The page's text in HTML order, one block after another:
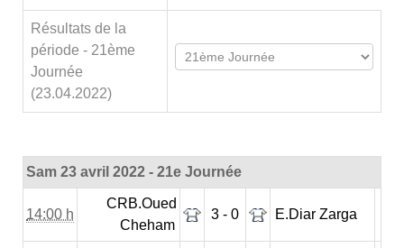
Résultats de la
période - 21ème
Journée
(23.04.2022)
Sam 23 avril 2022 - 21e Journée
14:00 h
CRB.Oued
Cheham
3 - 0 E.Diar Zarga